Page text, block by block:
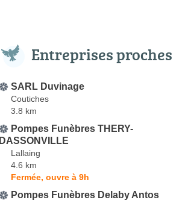
Entreprises proches
SARL Duvinage
Coutiches
3.8 km
Pompes Funèbres THERY-
DASSONVILLE
Lallaing
4.6 km
Fermée, ouvre à 9h
Pompes Funèbres Delaby Antos